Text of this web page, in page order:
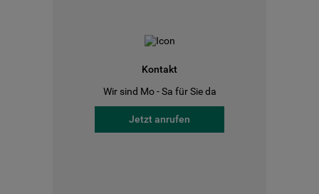
Kontakt
Wir sind Mo - Sa für Sie da
Jetzt anrufen